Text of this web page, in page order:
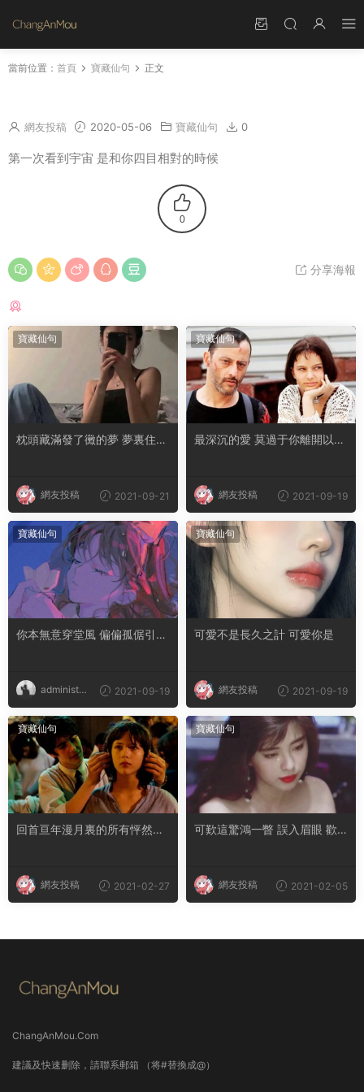
當前位置： 首頁 寶藏仙句 正文
網友投稿 2020-05-06 寶藏仙句 0
第一次看到宇宙 是和你四目相對的時候
0
分享海報
寶藏仙句
枕頭藏滿發了黴的夢 夢裏住了
網友投稿 2021-09-21
寶藏仙句
最深沉的愛 莫過于你離開以後
網友投稿 2021-09-19
寶藏仙句
你本無意穿堂風 偏偏孤倨引山
administra
tor
2021-09-19
寶藏仙句
可愛不是長久之計 可愛你是
網友投稿 2021-09-19
寶藏仙句
回首亘年漫月裏的所有怦然心
網友投稿 2021-02-27
寶藏仙句
可歎這驚鴻一瞥 誤入眉眼 歡
網友投稿 2021-02-05
ChangAnMou.Com
建議及快速删除，請聯系郵箱 （将#替換成@）